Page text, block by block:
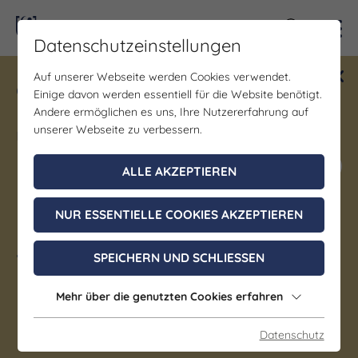
Gewinne ein Blind Date mit Saale-
Unstrut! Teilnahme vom 1.7. - 18.12.
möglich.
Jetzt mitmachen
Naumburger
Weinbaugesellschaft 1835 e.
V.
Naumburg (Saale) OT Roßbach
Datenschutzeinstellungen
Auf unserer Webseite werden Cookies verwendet.
Einige davon werden essentiell für die Website benötigt.
Andere ermöglichen es uns, Ihre Nutzererfahrung auf
unserer Webseite zu verbessern.
ALLE AKZEPTIEREN
NUR ESSENTIELLE COOKIES AKZEPTIEREN
SPEICHERN UND SCHLIESSEN
Mehr über die genutzten Cookies erfahren
Datenschutz